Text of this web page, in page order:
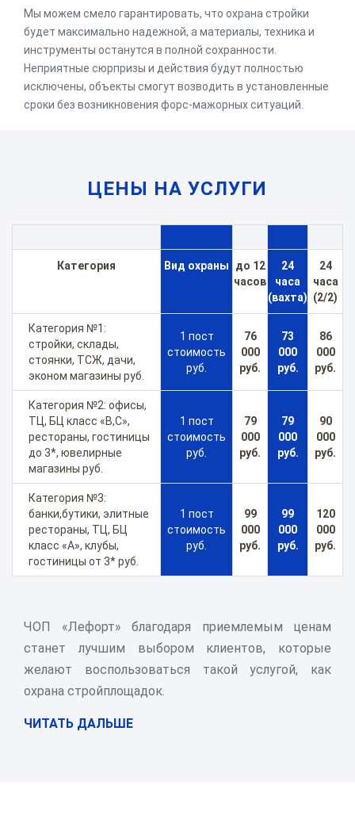
Мы можем смело гарантировать, что охрана стройки
будет максимально надежной, а материалы, техника и
инструменты останутся в полной сохранности.
Неприятные сюрпризы и действия будут полностью
исключены, объекты смогут возводить в установленные
сроки без возникновения форс-мажорных ситуаций.
ЦЕНЫ НА УСЛУГИ
Категория Вид охраны
до 12
часов
24
часа
(вахта)
24
часа
(2/2)
Категория №1:
стройки, склады,
стоянки, ТСЖ, дачи,
эконом магазины руб.
1 пост
стоимость
руб.
76
000
руб.
73
000
руб.
86
000
руб.
Категория №2: офисы,
ТЦ, БЦ класс «В,С»,
рестораны, гостиницы
до 3*, ювелирные
магазины руб.
1 пост
стоимость
руб.
79
000
руб.
79
000
руб.
90
000
руб.
Категория №3:
банки,бутики, элитные
рестораны, ТЦ, БЦ
класс «А», клубы,
гостиницы от 3* руб.
1 пост
стоимость
руб.
99
000
руб.
99
000
руб.
120
000
руб.
ЧОП «Лефорт» благодаря приемлемым ценам
станет лучшим выбором клиентов, которые
желают воспользоваться такой услугой, как
охрана стройплощадок.
ЧИТАТЬ ДАЛЬШЕ